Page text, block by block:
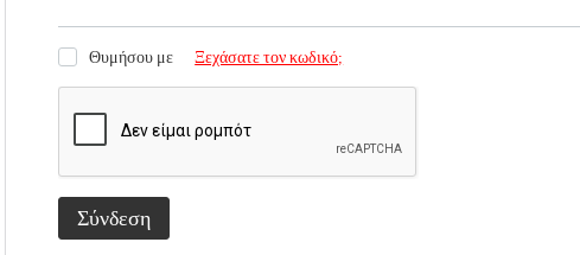
Θυμήσου με Ξεχάσατε τον κωδικό;
Σύνδεση